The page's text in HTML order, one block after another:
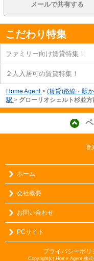
メールで共有する
こだわり特集
ファミリー向け賃貸特集！
２人入居可の賃貸特集！
Home Agent > (賃貸)路線・駅
駅 > グローリオシェルト杉並方
営
ホーム
会社概要
お問い合わせ
PCサイト
プライバシーポリ
Copyright(c) Home Agent 株